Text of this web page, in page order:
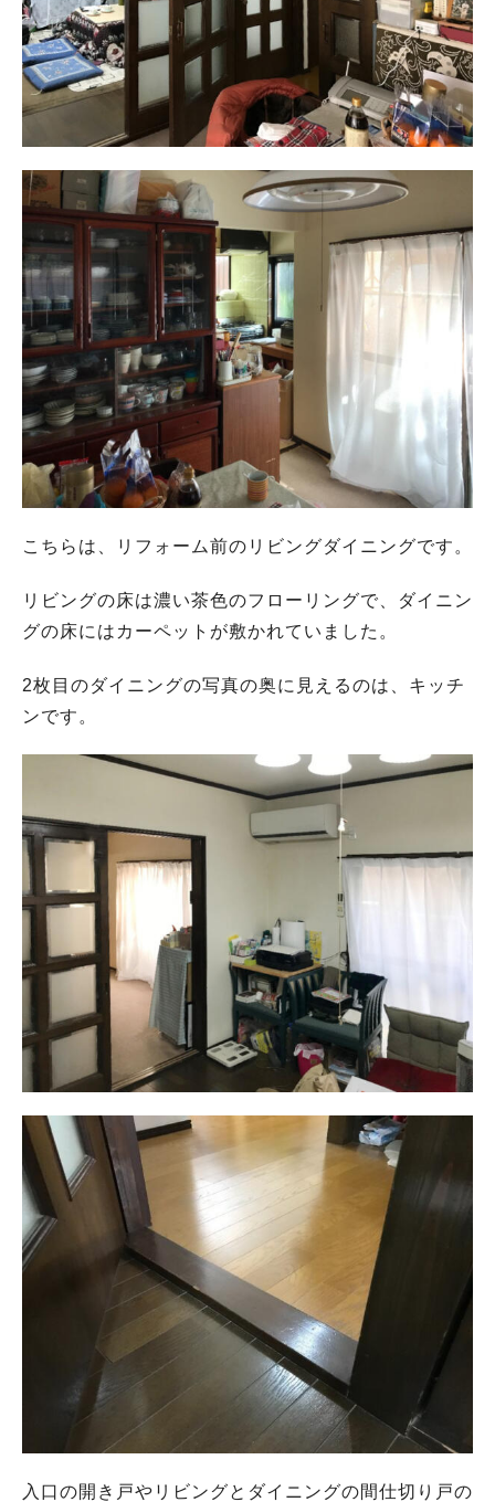
こちらは、リフォーム前のリビングダイニングです。
リビングの床は濃い茶色のフローリングで、ダイニン
グの床にはカーペットが敷かれていました。
2枚目のダイニングの写真の奥に見えるのは、キッチ
ンです。
入口の開き戸やリビングとダイニングの間仕切り戸の